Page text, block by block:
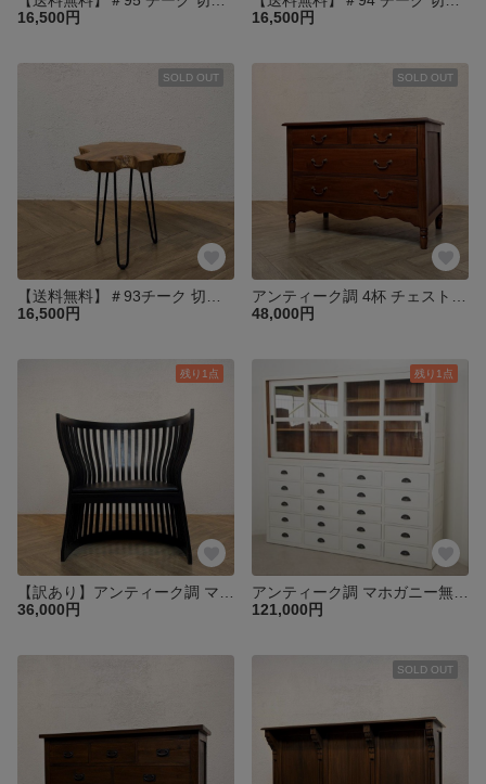
16,500円
16,500円
SOLD OUT
16,500円
SOLD OUT
48,000円
残り1点
36,000円
残り1点
121,000円
SOLD OUT